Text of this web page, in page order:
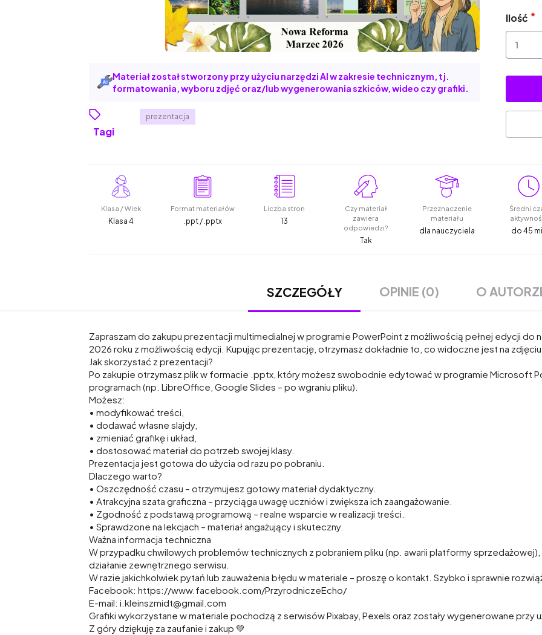
Materiał został stworzony przy użyciu narzędzi AI w zakresie technicznym, tj.
formatowania, wyboru zdjęć oraz/lub wygenerowania szkiców, wideo czy grafiki.
Tagi
prezentacja
Ilość
Klasa / Wiek
Klasa 4
Format materiałów
.ppt / .pptx
Liczba stron
13
Czy materiał
zawiera
odpowiedzi?
Tak
Przeznaczenie
materiału
dla nauczyciela
Średni
do 45
SZCZEGÓŁY OPINIE (0) O
Zapraszam do zakupu prezentacji multimedialnej w programie PowerPoint z możliwością pełnej edycji do
2026 roku z możliwością edycji. Kupując prezentację, otrzymasz dokładnie to, co widoczne jest na
Jak skorzystać z prezentacji?
Po zakupie otrzymasz plik w formacie .pptx, który możesz swobodnie edytować w programie Microsoft
programach (np. LibreOffice, Google Slides – po wgraniu pliku).
Możesz:
• modyfikować treści,
• dodawać własne slajdy,
• zmieniać grafikę i układ,
• dostosować materiał do potrzeb swojej klasy.
Prezentacja jest gotowa do użycia od razu po pobraniu.
Dlaczego warto?
• Oszczędność czasu – otrzymujesz gotowy materiał dydaktyczny.
• Atrakcyjna szata graficzna – przyciąga uwagę uczniów i zwiększa ich zaangażowanie.
• Zgodność z podstawą programową – realne wsparcie w realizacji treści.
• Sprawdzone na lekcjach – materiał angażujący i skuteczny.
Ważna informacja techniczna
W przypadku chwilowych problemów technicznych z pobraniem pliku (np. awarii platformy
działanie zewnętrznego serwisu.
W razie jakichkolwiek pytań lub zauważenia błędu w materiale – proszę o kontakt. Szybko i sprawnie
Facebook: https://www.facebook.com/PrzyrodniczeEcho/
E-mail: i.kleinszmidt@gmail.com
Grafiki wykorzystane w materiale pochodzą z serwisów Pixabay, Pexels oraz zostały wygenerowane przy
Z góry dziękuję za zaufanie i zakup 💚